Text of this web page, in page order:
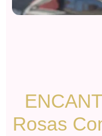
Rosas